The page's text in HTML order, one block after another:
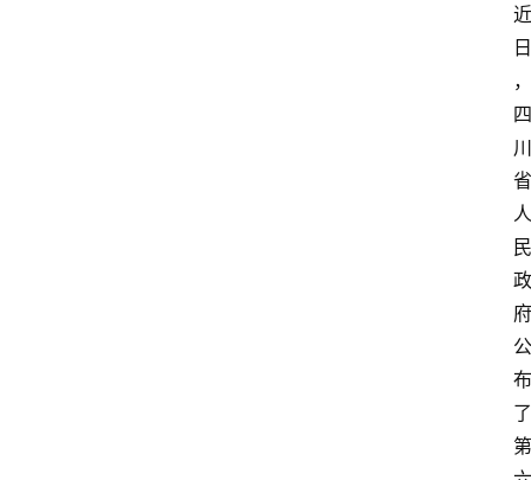
近
日
，
四
川
省
人
民
政
府
公
布
了
第